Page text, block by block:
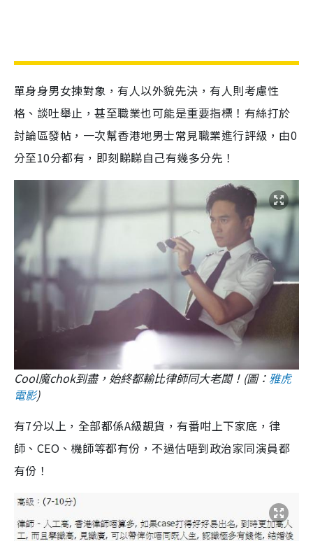
單身身男女揀對象，有人以外貌先決，有人則考慮性
格、談吐舉止，甚至職業也可能是重要指標！有絲打於
討論區發帖，一次幫香港地男士常見職業進行評級，由0
分至10分都有，即刻睇睇自己有幾多分先！
Cool魔chok到盡，始終都輸比律師同大老闆！(圖： 雅虎
電影)
有7分以上，全部都係A級靚貨，有番咁上下家底，律
師、CEO、機師等都有份，不過估唔到政治家同演員都
有份！